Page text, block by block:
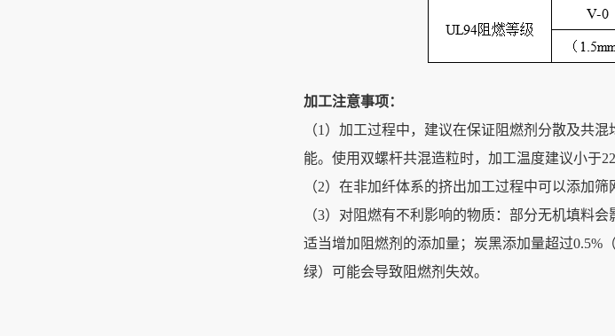
加工注意事项：
（1）加工过程中，建议在保证阻燃剂分散及共
能。使用双螺杆共混造粒时，加工温度建议小于
（2）在非加纤体系的挤出加工过程中可以添加筛
（3）对阻燃有不利影响的物质：部分无机填料
适当增加阻燃剂的添加量；炭黑添加量超过0.5%
绿）可能会导致阻燃剂失效。